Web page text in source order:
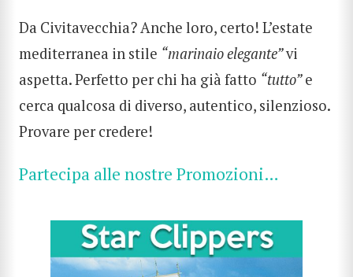
Da Civitavecchia? Anche loro, certo! L’estate
mediterranea in stile “marinaio elegante”vi
aspetta. Perfetto per chi ha già fatto “tutto”e
cerca qualcosa di diverso, autentico, silenzioso.
Provare per credere!
Partecipa alle nostre Promozioni…